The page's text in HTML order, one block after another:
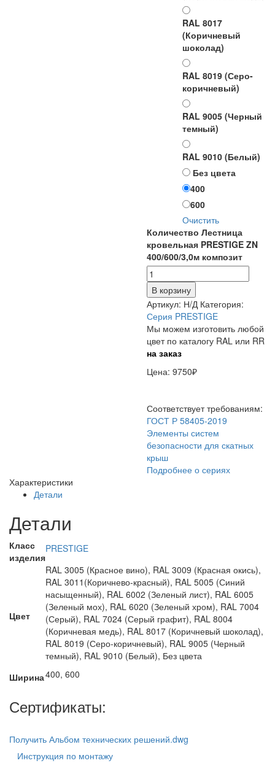
RAL 8017
(Коричневый
шоколад)
RAL 8019 (Серо-
коричневый)
RAL 9005 (Черный
темный)
RAL 9010 (Белый)
Без цвета
400
600
Очистить
Количество Лестница
кровельная PRESTIGE ZN
400/600/3,0м композит
В корзину
Артикул: Н/Д Категория:
Серия PRESTIGE
Мы можем изготовить любой
цвет по каталогу RAL или RR
на заказ
Цена: 9750₽
Соответствует требованиям:
ГОСТ Р 58405-2019
Элементы систем
безопасности для скатных
крыш
Подробнее о сериях
Характеристики
Детали
Детали
Класс
изделия
PRESTIGE
Цвет
RAL 3005 (Красное вино), RAL 3009 (Красная окись),
RAL 3011(Коричнево-красный), RAL 5005 (Синий
насыщенный), RAL 6002 (Зеленый лист), RAL 6005
(Зеленый мох), RAL 6020 (Зеленый хром), RAL 7004
(Серый), RAL 7024 (Серый графит), RAL 8004
(Коричневая медь), RAL 8017 (Коричневый шоколад),
RAL 8019 (Серо-коричневый), RAL 9005 (Черный
темный), RAL 9010 (Белый), Без цвета
Ширина400, 600
Сертификаты:
Получить Альбом технических решений.dwg
Инструкция по монтажу